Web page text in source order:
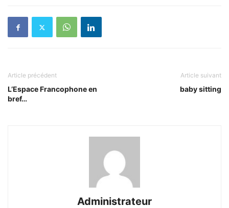
Article précédent
L’Espace Francophone en
bref…
Article suivant
baby sitting
Administrateur